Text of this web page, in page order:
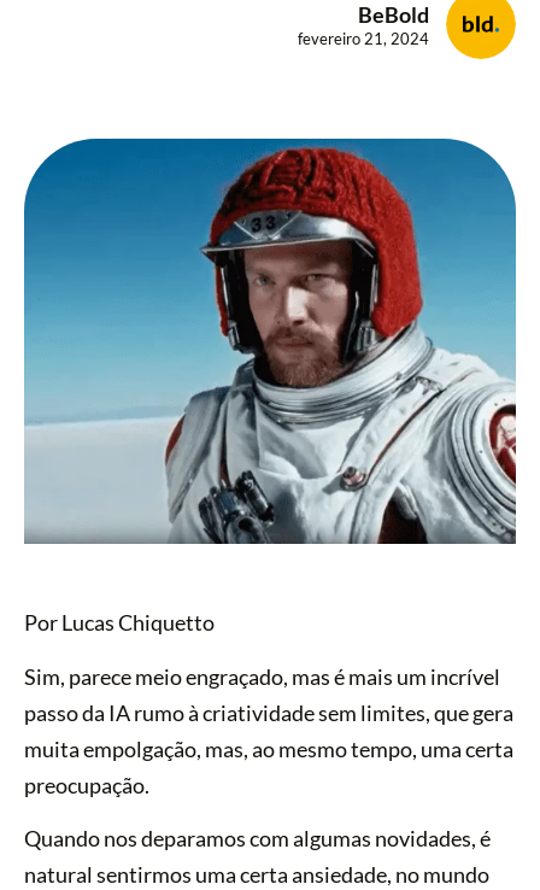
BeBold
fevereiro 21, 2024
Por Lucas Chiquetto
Sim, parece meio engraçado, mas é mais um incrível
passo da IA rumo à criatividade sem limites, que gera
muita empolgação, mas, ao mesmo tempo, uma certa
preocupação.
Quando nos deparamos com algumas novidades, é
natural sentirmos uma certa ansiedade, no mundo